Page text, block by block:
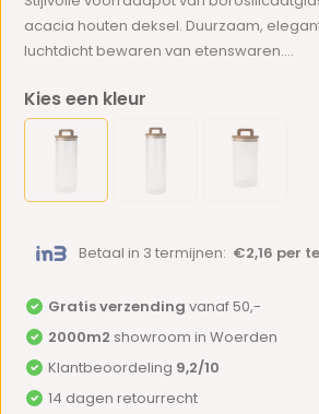
acacia houten deksel. Duurzaam,
luchtdicht bewaren van etenswaren....
Kies een kleur
Betaal in 3 termijnen: €2,16 per
Gratis verzending vanaf 50,-
2000m2 showroom in Woerden
Klantbeoordeling 9,2/10
14 dagen retourrecht